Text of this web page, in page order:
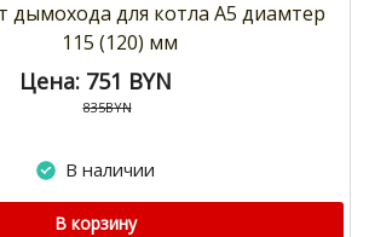
дымохода для котла А5 диамтер
115 (120) мм
Цена: 751 BYN
835BYN
В наличии
В корзину